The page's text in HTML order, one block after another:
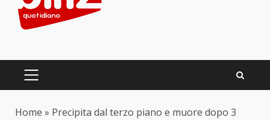
PRIMARY
Home » Precipita dal terzo piano e muore dopo 3